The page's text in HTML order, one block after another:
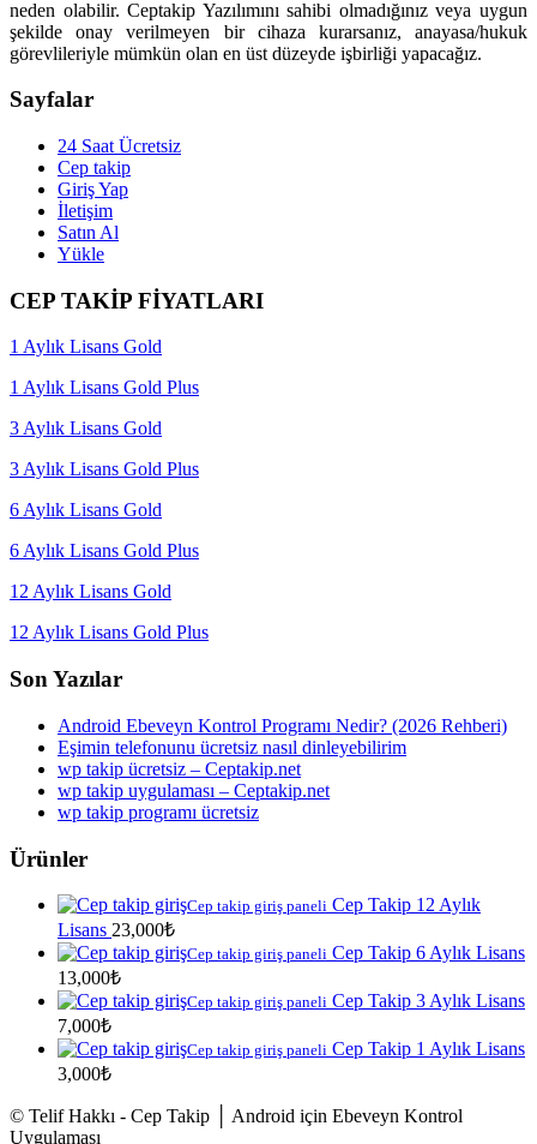
neden olabilir. Ceptakip Yazılımını sahibi olmadığınız veya uygun
şekilde onay verilmeyen bir cihaza kurarsanız, anayasa/hukuk
görevlileriyle mümkün olan en üst düzeyde işbirliği yapacağız.
Sayfalar
24 Saat Ücretsiz
Cep takip
Giriş Yap
İletişim
Satın Al
Yükle
CEP TAKİP FİYATLARI
1 Aylık Lisans Gold
1 Aylık Lisans Gold Plus
3 Aylık Lisans Gold
3 Aylık Lisans Gold Plus
6 Aylık Lisans Gold
6 Aylık Lisans Gold Plus
12 Aylık Lisans Gold
12 Aylık Lisans Gold Plus
Son Yazılar
Android Ebeveyn Kontrol Programı Nedir? (2026 Rehberi)
Eşimin telefonunu ücretsiz nasıl dinleyebilirim
wp takip ücretsiz – Ceptakip.net
wp takip uygulaması – Ceptakip.net
wp takip programı ücretsiz
Ürünler
Cep takip giriş paneli Cep Takip 12 Aylık
Lisans 23,000₺
Cep takip giriş paneli Cep Takip 6 Aylık Lisans
13,000₺
Cep takip giriş paneli Cep Takip 3 Aylık Lisans
7,000₺
Cep takip giriş paneli Cep Takip 1 Aylık Lisans
3,000₺
© Telif Hakkı - Cep Takip │ Android için Ebeveyn Kontrol
Uygulaması